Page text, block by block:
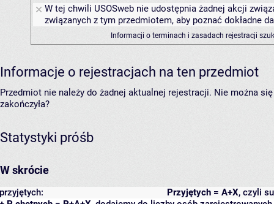
W tej chwili USOSweb nie udostępnia żadnej akcji
związanych z tym przedmiotem, aby poznać dokładne
Informacji o terminach i zasadach rejestracji
Informacje o rejestracjach na ten przedmiot
Przedmiot nie należy do żadnej aktualnej rejestracji. Nie można
zakończyła?
Statystyki próśb
W skrócie
Przyjętych = A+X, czyli
przyjętych: